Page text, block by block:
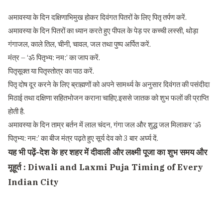
अमावस्या के दिन दक्षिणाभिमुख होकर दिवंगत पितरों के लिए पितृ तर्पण करें.
अमावस्या के दिन पितरों का ध्यान करते हुए पीपल के पेड़ पर कच्ची लस्सी, थोड़ा
गंगाजल, काले तिल, चीनी, चावल, जल तथा पुष्प अर्पित करें.
मंत्र – ‘ॐ पितृभ्य: नम:’ का जाप करें.
पितृसूक्त या पितृस्तोत्र का पाठ करें.
पितृ दोष दूर करने के लिए ब्राह्मणों को अपने सामर्थ्य के अनुसार दिवंगत की पसंदीदा
मिठाई तथा दक्षिणा सहितभोजन कराना चाहिए.इससे जातक को शुभ फलों की प्राप्ति
होती है.
अमावस्या के दिन ताम्र बर्तन में लाल चंदन, गंगा जल और शुद्ध जल मिलाकर ‘ॐ
पितृभ्य: नम:’ का बीज मंत्र पढ़ते हुए सूर्य देव को 3 बार अर्घ्य दें.
यह भी पढ़ें-देश के हर शहर में दीवाली और लक्ष्मी पूजा का शुभ समय और
मूहूर्त : Diwali and Laxmi Puja Timing of Every
Indian City